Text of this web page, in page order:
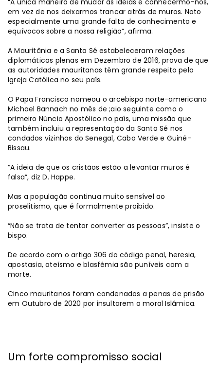
“A única maneira de mudar as ideias é conhecermo-nos,
em vez de nos deixarmos trancar atrás de muros. Noto
especialmente uma grande falta de conhecimento e
equívocos sobre a nossa religião”, afirma.
A Mauritânia e a Santa Sé estabeleceram relações
diplomáticas plenas em Dezembro de 2016, prova de que
as autoridades mauritanas têm grande respeito pela
Igreja Católica no seu país.
O Papa Francisco nomeou o arcebispo norte-americano
Michael Bannach no mês de ;aio seguinte como o
primeiro Núncio Apostólico no país, uma missão que
também incluiu a representação da Santa Sé nos
condados vizinhos do Senegal, Cabo Verde e Guiné-
Bissau.
“A ideia de que os cristãos estão a levantar muros é
falsa”, diz D. Happe.
Mas a população continua muito sensível ao
proselitismo, que é formalmente proibido.
“Não se trata de tentar converter as pessoas”, insiste o
bispo.
De acordo com o artigo 306 do código penal, heresia,
apostasia, ateísmo e blasfémia são puníveis com a
morte.
Cinco mauritanos foram condenados a penas de prisão
em Outubro de 2020 por insultarem a moral Islâmica.
Um forte compromisso social